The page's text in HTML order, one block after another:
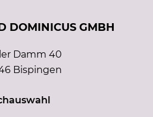
DOMINICUS GMBH
Damm 40
Bispingen